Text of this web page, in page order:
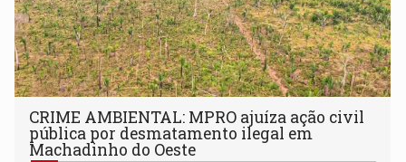
CRIME AMBIENTAL: MPRO ajuíza ação civil
pública por desmatamento ilegal em
Machadinho do Oeste